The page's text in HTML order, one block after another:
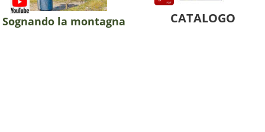
Sognando la montagna CATALOGO